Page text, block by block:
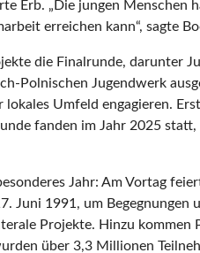
Erb. „Die jungen
erreichen kann“, sagte
die Finalrunde, darunter
Polnischen Jugendwerk
Umfeld engagieren.
fanden im Jahr 2025
Jahr: Am Vortag
Juni 1991, um
Projekte. Hinzu
über 3,3 Millionen